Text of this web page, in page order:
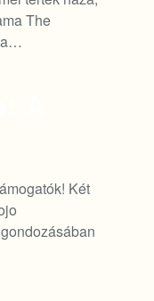
The
a…
Két